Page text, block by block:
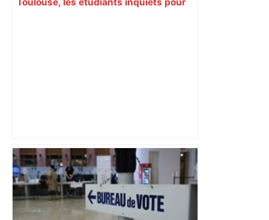
ENTRETIEN. Municipales 2026 à
Toulouse : sous le feu des critiques,
Briançon assume son alliance avec
Piquemal, "ce n’est pas un accord de
postes" – ladepeche.fr